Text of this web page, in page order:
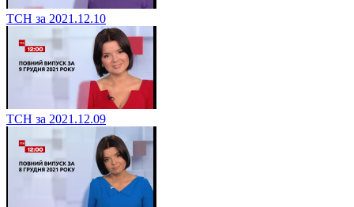
ТСН за 2021.12.10
ТСН за 2021.12.09